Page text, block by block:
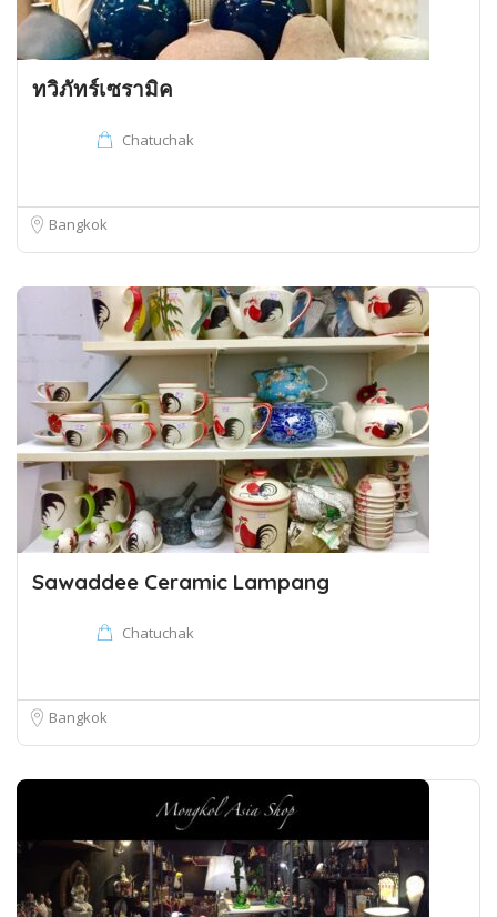
ทวิภัทร์เซรามิค
Chatuchak
Bangkok
Sawaddee Ceramic Lampang
Chatuchak
Bangkok